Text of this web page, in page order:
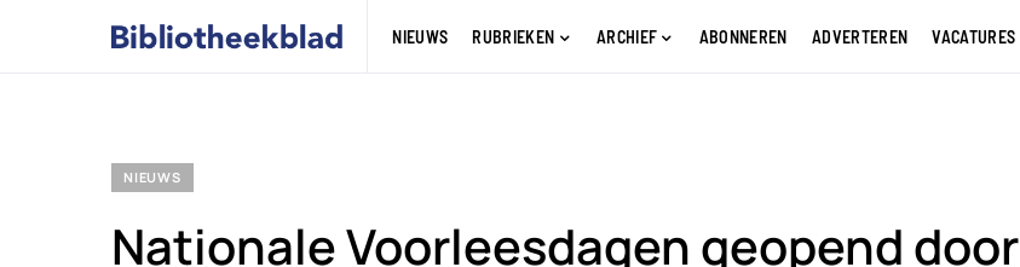
NIEUWS RUBRIEKEN ARCHIEF ABONNEREN ADVERTEREN VACATURES
NIEUWS
Nationale Voorleesdagen geopend door